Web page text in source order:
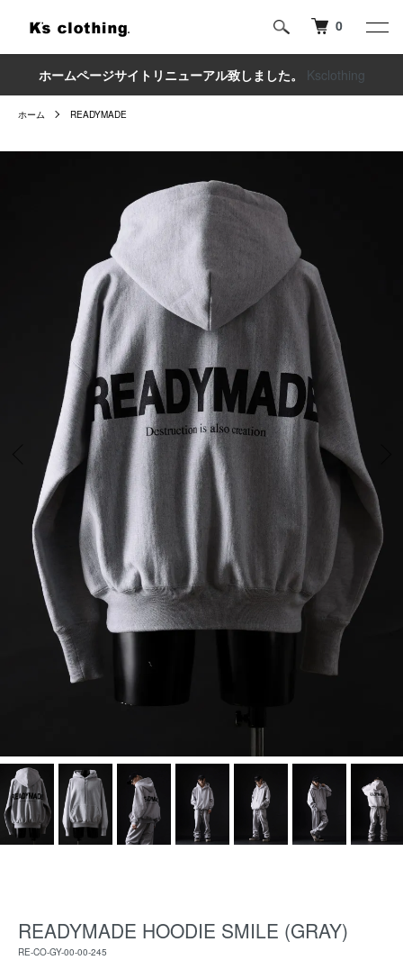
0
ホームページサイトリニューアル致しました。 Ksclothing
ホーム READYMADE
READYMADE HOODIE SMILE (GRAY)
RE-CO-GY-00-00-245